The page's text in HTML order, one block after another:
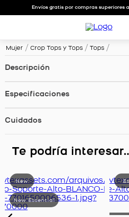
Envíos gratis por compras superiores
Mujer Crop Tops y Tops Tops
Descripción
Especificaciones
Cuidados
Te podría